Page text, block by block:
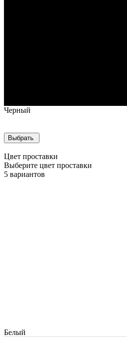
Черный
Выбрать
Цвет проставки
Выберите цвет проставки
5 вариантов
Белый